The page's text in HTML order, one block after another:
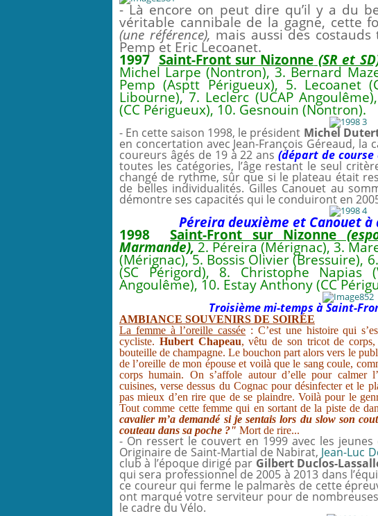
- Là encore on peut dire qu’il y a du
véritable cannibale de la gagne, cette
(une référence), mais aussi des costauds
Pemp et Eric Lecoanet.
1997 Saint-Front sur Nizonne (SR et
Michel Larpe (Nontron), 3. Bernard
Pemp (Asptt Périgueux), 5. Lecoanet
Libourne), 7. Leclerc (UCAP
(CC Périgueux), 10. Gesnouin (Nontron).
- En cette saison 1998, le président Michel
en concertation avec Jean-François Géreaud, la
coureurs âgés de 19 à 22 ans(départ de course
toutes les catégories, l’âge restant le seul
changé de rythme, sûr que si le plateau était
de belles individualités. Gilles Canouet au
démontre ses capacités qui le conduiront en
Péreira deuxième et Canouet à
1998Saint-Front sur Nizonne
Marmande),2. Péreira (Mérignac), 3.
(Mérignac), 5. Bossis Olivier (Bressuire),
(SC Périgord), 8. Christophe Napias
Angoulême), 10. Estay Anthony (CC
Troisième mi-temps à Saint-
AMBIANCE SOUVENIRS DE SOIRÉE
La femme à l’oreille cassée : C’est une histoire qui
cycliste. Hubert Chapeau, vêtu de son tricot de
bouteille de champagne. Le bouchon part alors vers le
de l’oreille de mon épouse et voilà que le sang coule,
corps humain. On s’affole autour d’elle pour calmer
cuisines, verse dessus du Cognac pour désinfecter et le
pas mieux d’en rire que de se plaindre. Voilà pour le
Tout comme cette femme qui en sortant de la piste de
cavalier m’a demandé si je sentais lors du slow son
couteau dans sa poche ?" Mort de rire...
- On ressert le couvert en 1999 avec les
Originaire de Saint-Martial de Nabirat, Jean-Luc
club à l’époque dirigé par Gilbert Duclos-
qui sera professionnel de 2005 à 2013 dans
ce coureur qui ferme le palmarès de cette
ont marqué votre serviteur pour de
le cadre du Vélo.